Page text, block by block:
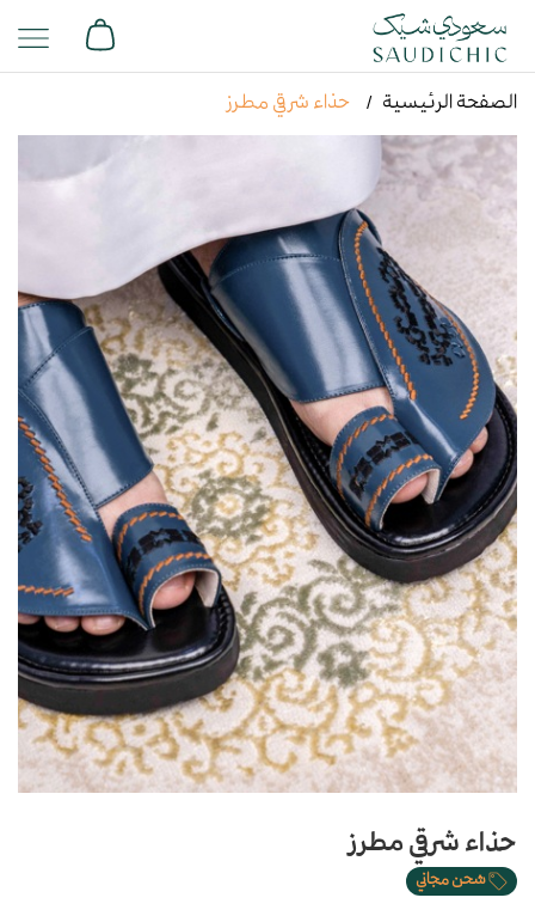
الصفحة الرئيسية حذاء شرقي مطرز
حذاء شرقي مطرز
شحن مجاني